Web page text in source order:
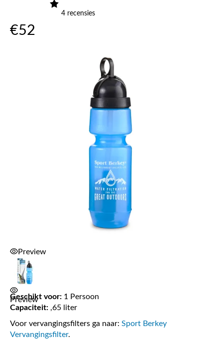
4 recensies
€52
Geschikt voor: 1 Persoon
Capaciteit: ,65 liter
Voor vervangingsfilters ga naar: Sport Berkey
Vervangingsfilter.
Preview
Preview